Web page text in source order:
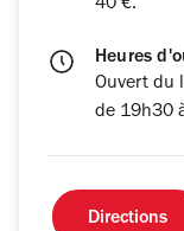
40 €.
Heures
Ouvert du
de 19h30
Directions